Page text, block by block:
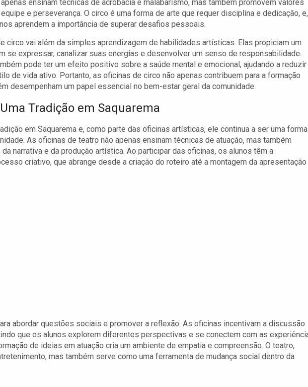
ensinam técnicas de acrobacia e malabarismo, mas também promovem valores
e perseverança. O circo é uma forma de arte que requer disciplina e dedicação, e,
aprendem a importância de superar desafios pessoais.
circo vai além da simples aprendizagem de habilidades artísticas. Elas propiciam um
se expressar, canalizar suas energias e desenvolver um senso de responsabilidade.
pode ter um efeito positivo sobre a saúde mental e emocional, ajudando a reduzir
de vida ativo. Portanto, as oficinas de circo não apenas contribuem para a formação
desempenham um papel essencial no bem-estar geral da comunidade.
Tradição em Saquarema
em Saquarema e, como parte das oficinas artísticas, ele continua a ser uma forma
As oficinas de teatro não apenas ensinam técnicas de atuação, mas também
narrativa e da produção artística. Ao participar das oficinas, os alunos têm a
criativo, que abrange desde a criação do roteiro até a montagem da apresentação
abordar questões sociais e promover a reflexão. As oficinas incentivam a discussão
que os alunos explorem diferentes perspectivas e se conectem com as
de ideias em atuação cria um ambiente de empatia e compreensão. O teatro,
mas também serve como uma ferramenta de mudança social dentro da